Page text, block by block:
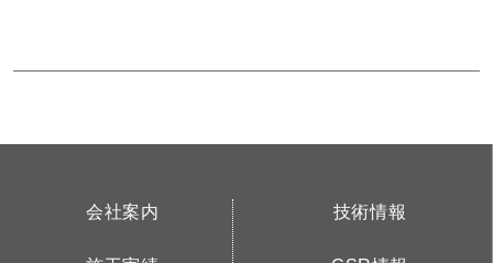
会社案内 技術情報